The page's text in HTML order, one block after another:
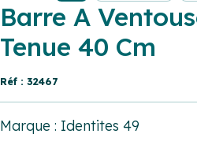
Barre A
Tenue 40 Cm
Réf : 32467
Marque : Identites 49